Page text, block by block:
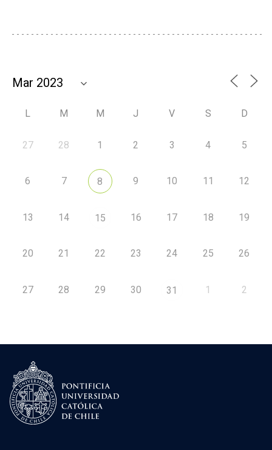
L M M J V S D
27 28 1 2 3 4 5
6 7 8 9 10 11 12
13 14 15 16 17 18 19
20 21 22 23 24 25 26
27 28 29 30 31 1 2